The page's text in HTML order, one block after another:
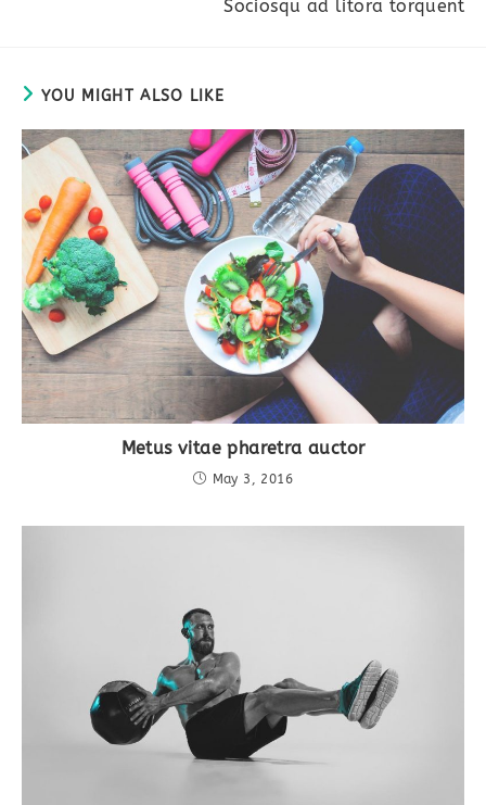
Sociosqu ad litora torquent
YOU MIGHT ALSO LIKE
Metus vitae pharetra auctor
May 3, 2016